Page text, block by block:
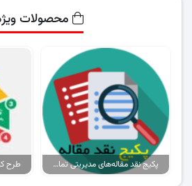
محصولات
پکیج نقد مقاله‌های مدیریتی تمام گرایش‌ها